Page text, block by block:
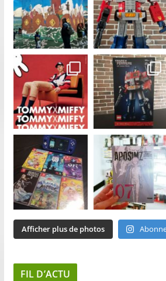
Afficher plus de photos
FIL D’ACTU